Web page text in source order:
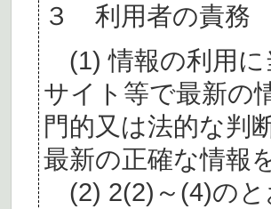
３ 利用者の責務
(1) 情報の利用に
サイト等で最新の
門的又は法的な判
最新の正確な情報
(2) 2(2)～(4)のと